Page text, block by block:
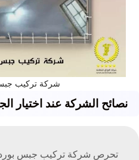
شركة تركيب جبس
نصائح الشركة عند اختيار
تحرص شركة تركيب جبس بورد